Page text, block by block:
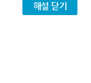
해설 닫기